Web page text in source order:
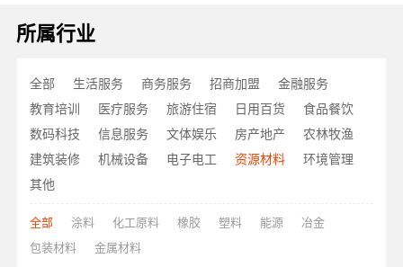
所属行业
全部 生活服务 商务服务 招商加盟
金融服务
教育培训
医疗服务 旅游住宿 日用百货
食品餐饮
数码科技
信息服务 文体娱乐 房产地产
农林牧渔
建筑装修
机械设备 电子电工 资源材料
环境管理
其他
全部 涂料 化工原料 橡胶 塑料 能源
冶金
包装材料
金属材料